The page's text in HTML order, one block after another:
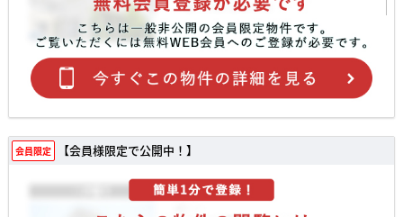
会員限定 【会員様限定で公開中！】